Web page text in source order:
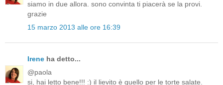
siamo in due allora. sono convinta ti piacerà se la provi.
grazie
15 marzo 2013 alle ore 16:39
Irene ha detto...
@paola
si, hai letto bene!!! :) il lievito è quello per le torte salate.